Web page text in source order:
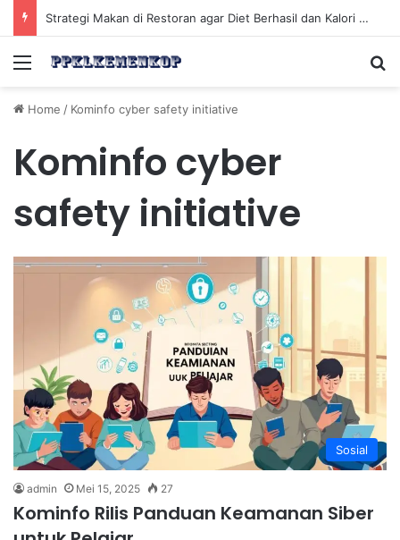
Strategi Makan di Restoran agar Diet Berhasil dan Kalori Tetap Terkontrol
Menu
Home / Kominfo cyber safety initiative
Kominfo cyber
safety initiative
Sosial
admin Mei 15, 2025 27
Kominfo Rilis Panduan Keamanan Siber